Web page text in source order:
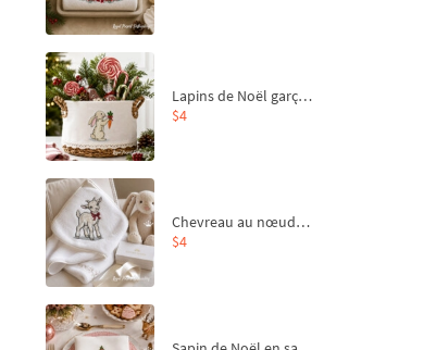
Lapins de Noël garçon et fille - 4 tailles
$4
Chevreau au nœud rouge – broderie machine, 4 tailles
$4